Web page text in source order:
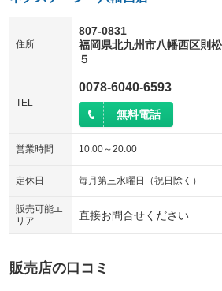
ウォークスルー
電動リアゲート
：装備なし ：装
シートエアコン
サイドカメラ
：装備なし
エアサスペンション
住所
807-0831
福岡県北九州市八幡西区則
５
TEL
0078-6040-6593
無料電話
営業時間 10:00～20:00
定休日 毎月第三水曜日（祝日除く）
販売可能エ
リア
直接お問合せください
販売店の口コミ